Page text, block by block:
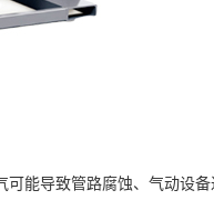
能导致管路腐蚀、气动设